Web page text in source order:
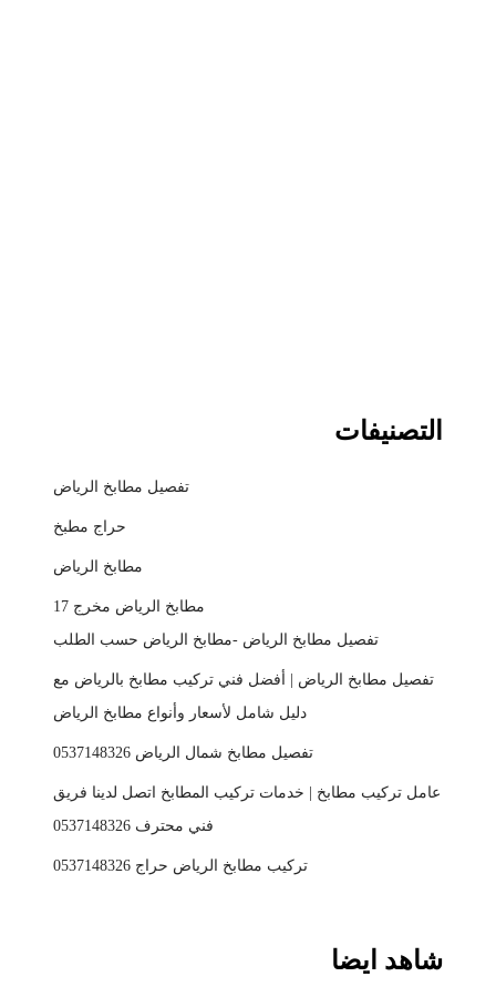
التصنيفات
تفصيل مطابخ الرياض
حراج مطبخ
مطابخ الرياض
مطابخ الرياض مخرج 17
تفصيل مطابخ الرياض -مطابخ الرياض حسب الطلب
تفصيل مطابخ الرياض | أفضل فني تركيب مطابخ بالرياض مع
دليل شامل لأسعار وأنواع مطابخ الرياض
تفصيل مطابخ شمال الرياض 0537148326
عامل تركيب مطابخ | خدمات تركيب المطابخ اتصل لدينا فريق
فني محترف 0537148326
تركيب مطابخ الرياض حراج 0537148326
شاهد ايضا